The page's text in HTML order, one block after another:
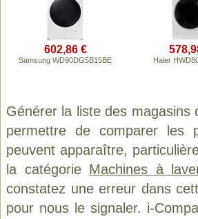
602,86 €
Samsung WD90DG5B15BE Haier
Générer la liste des
permettre de comparer les
peuvent apparaître,
la catégorie Machines à
constatez une erreur dans
pour nous le signaler. i-